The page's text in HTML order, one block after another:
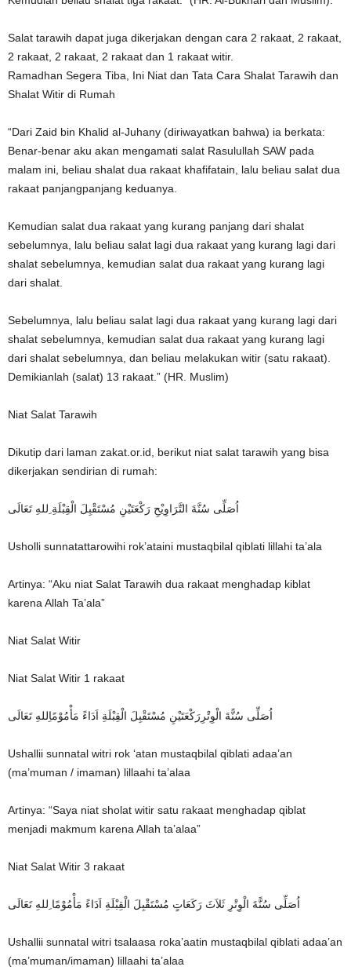
Salat tarawih dapat juga dikerjakan dengan cara 2 rakaat, 2 rakaat,
2 rakaat, 2 rakaat, 2 rakaat dan 1 rakaat witir.
Ramadhan Segera Tiba, Ini Niat dan Tata Cara Shalat Tarawih dan
Shalat Witir di Rumah
“Dari Zaid bin Khalid al-Juhany (diriwayatkan bahwa) ia berkata:
Benar-benar aku akan mengamati salat Rasulullah SAW pada
malam ini, beliau shalat dua rakaat khafifatain, lalu beliau salat dua
rakaat panjangpanjang keduanya.
Kemudian salat dua rakaat yang kurang panjang dari shalat
sebelumnya, lalu beliau salat lagi dua rakaat yang kurang lagi dari
shalat sebelumnya, kemudian salat dua rakaat yang kurang lagi
dari shalat.
Sebelumnya, lalu beliau salat lagi dua rakaat yang kurang lagi dari
shalat sebelumnya, kemudian salat dua rakaat yang kurang lagi
dari shalat sebelumnya, dan beliau melakukan witir (satu rakaat).
Demikianlah (salat) 13 rakaat.” (HR. Muslim)
Niat Salat Tarawih
Dikutip dari laman zakat.or.id, berikut niat salat tarawih yang bisa
dikerjakan sendirian di rumah:
اُصَلِّى سُنَّةَ التَّرَاوِيْحِ رَكْعَتَيْنِ مُسْتَقْبِلَ الْقِبْلَةِ ِللهِ تَعَالَى
Usholli sunnatattarowihi rok’ataini mustaqbilal qiblati lillahi ta’ala
Artinya: “Aku niat Salat Tarawih dua rakaat menghadap kiblat
karena Allah Ta’ala”
Niat Salat Witir
Niat Salat Witir 1 rakaat
اُصَلِّى سُنًّةَ الْوِتْرِرَكْعَتَيْنِ مُسْتَقْبِلَ الْقِبْلَةِ اَدَاءً مَأْمُوْمًاِللهِ تَعَالَى
Ushallii sunnatal witri rok ‘atan mustaqbilal qiblati adaa’an
(ma’muman / imaman) lillaahi ta’alaa
Artinya: “Saya niat sholat witir satu rakaat menghadap qiblat
menjadi makmum karena Allah ta’alaa”
Niat Salat Witir 3 rakaat
اُصَلِّى سُنًّةَ الْوِتْرِ ثَلاَثَ رَكَعَاتٍ مُسْتَقْبِلَ الْقِبْلَةِ اَدَاءً مَأْمُوْمًا ِللهِ تَعَالَى
Ushallii sunnatal witri tsalaasa roka’aatin mustaqbilal qiblati adaa’an
(ma’muman/imaman) lillaahi ta’alaa